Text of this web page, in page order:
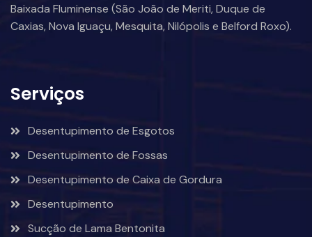
Baixada Fluminense (São João de Meriti, Duque de
Caxias, Nova Iguaçu, Mesquita, Nilópolis e Belford Roxo).
Serviços
Desentupimento de Esgotos
Desentupimento de Fossas
Desentupimento de Caixa de Gordura
Desentupimento
Sucção de Lama Bentonita